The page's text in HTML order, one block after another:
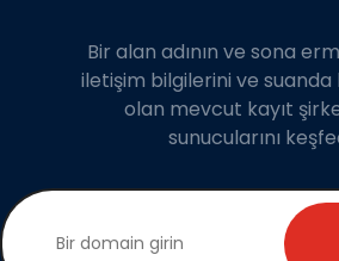
Bir alan adının ve sona
iletişim bilgilerini ve
olan mevcut kayıt
sunucularını